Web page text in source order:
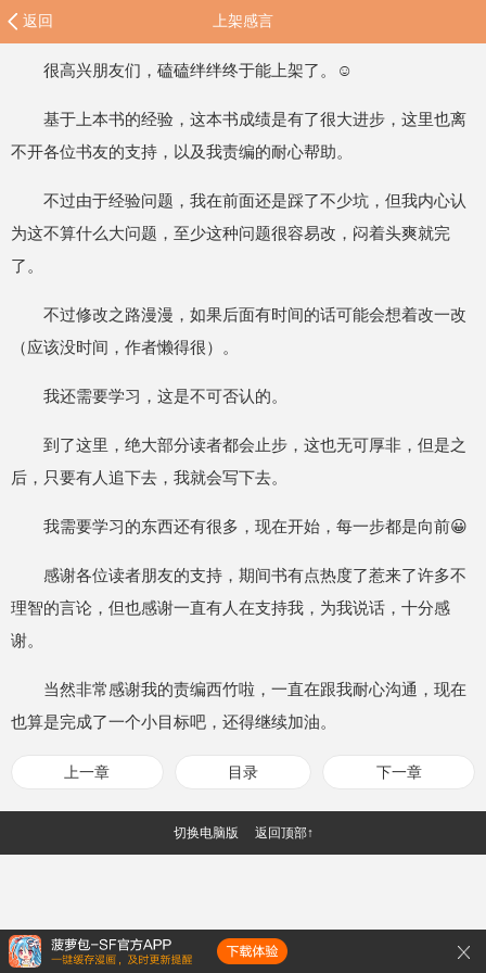
返回 上架感言
很高兴朋友们，磕磕绊绊终于能上架了。☺️
基于上本书的经验，这本书成绩是有了很大进步，这里也离
不开各位书友的支持，以及我责编的耐心帮助。
不过由于经验问题，我在前面还是踩了不少坑，但我内心认
为这不算什么大问题，至少这种问题很容易改，闷着头爽就完
了。
不过修改之路漫漫，如果后面有时间的话可能会想着改一改
（应该没时间，作者懒得很）。
我还需要学习，这是不可否认的。
到了这里，绝大部分读者都会止步，这也无可厚非，但是之
后，只要有人追下去，我就会写下去。
我需要学习的东西还有很多，现在开始，每一步都是向前😀
感谢各位读者朋友的支持，期间书有点热度了惹来了许多不
理智的言论，但也感谢一直有人在支持我，为我说话，十分感
谢。
当然非常感谢我的责编西竹啦，一直在跟我耐心沟通，现在
也算是完成了一个小目标吧，还得继续加油。
上一章 目录 下一章
切换电脑版 返回顶部↑